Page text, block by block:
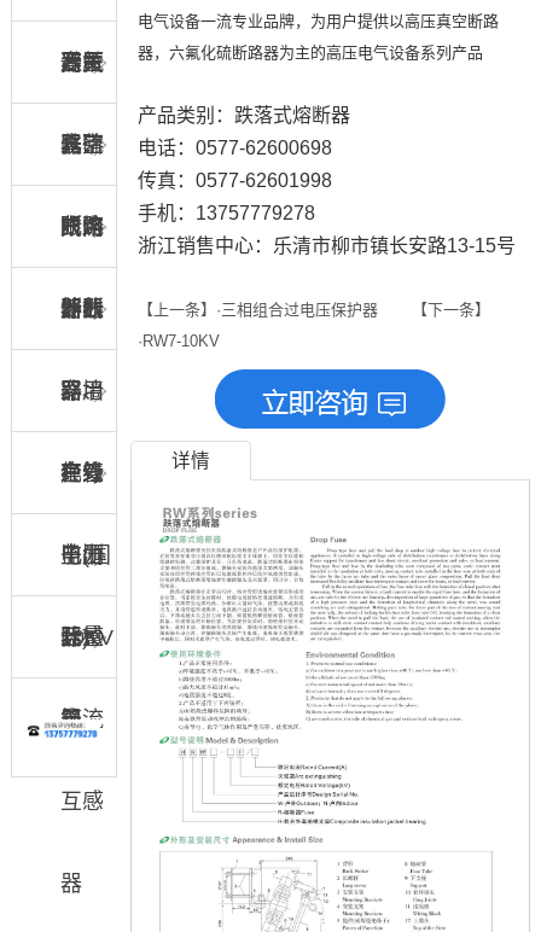
器
开关
六氟
化硫
断路
器
高压
真空
断路
器
避雷
器、
限流
熔断
器
跌落
式熔
断器
户内
外线
路用
绝缘
子(国
际)
计数
器、
在线
监测
器
穿墙
套管
户外
电压
互感
器
电力
计量
箱
10KV
电流
互感
器
电气设备一流专业品牌，为用户提供以高压真空断路
器，六氟化硫断路器为主的高压电气设备系列产品
产品类别：跌落式熔断器
电话：0577-62600698
传真：0577-62601998
手机：13757779278
浙江销售中心：乐清市柳市镇长安路13-15号
【上一条】·三相组合过电压保护器
【下一条】
·RW7-10KV
详情